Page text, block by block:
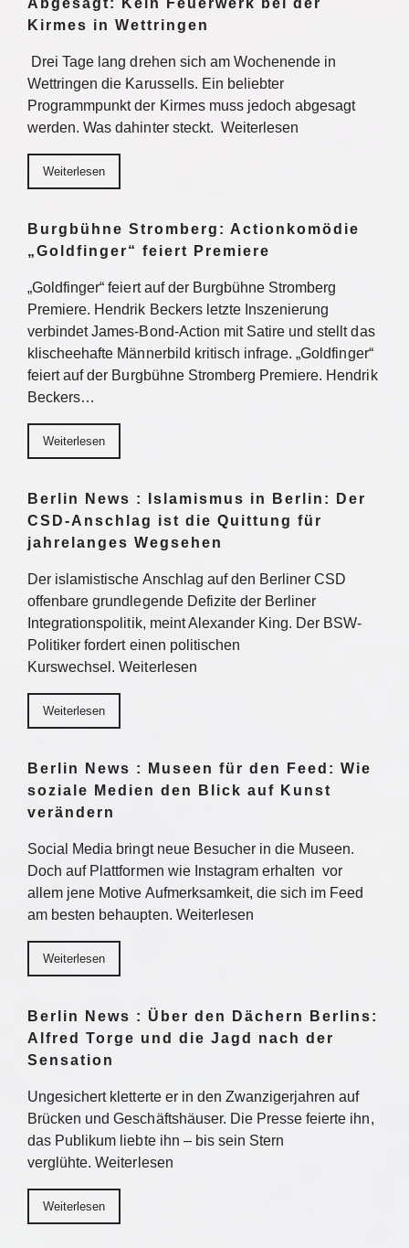
Abgesagt: Kein Feuerwerk bei der
Kirmes in Wettringen
Drei Tage lang drehen sich am Wochenende in
Wettringen die Karussells. Ein beliebter
Programmpunkt der Kirmes muss jedoch abgesagt
werden. Was dahinter steckt. Weiterlesen
Weiterlesen
Burgbühne Stromberg: Actionkomödie
„Goldfinger“ feiert Premiere
„Goldfinger“ feiert auf der Burgbühne Stromberg
Premiere. Hendrik Beckers letzte Inszenierung
verbindet James-Bond-Action mit Satire und stellt das
klischeehafte Männerbild kritisch infrage. „Goldfinger“
feiert auf der Burgbühne Stromberg Premiere. Hendrik
Beckers…
Weiterlesen
Berlin News : Islamismus in Berlin: Der
CSD-Anschlag ist die Quittung für
jahrelanges Wegsehen
Der islamistische Anschlag auf den Berliner CSD
offenbare grundlegende Defizite der Berliner
Integrationspolitik, meint Alexander King. Der BSW-
Politiker fordert einen politischen
Kurswechsel. Weiterlesen
Weiterlesen
Berlin News : Museen für den Feed: Wie
soziale Medien den Blick auf Kunst
verändern
Social Media bringt neue Besucher in die Museen.
Doch auf Plattformen wie Instagram erhalten vor
allem jene Motive Aufmerksamkeit, die sich im Feed
am besten behaupten. Weiterlesen
Weiterlesen
Berlin News : Über den Dächern Berlins:
Alfred Torge und die Jagd nach der
Sensation
Ungesichert kletterte er in den Zwanzigerjahren auf
Brücken und Geschäftshäuser. Die Presse feierte ihn,
das Publikum liebte ihn – bis sein Stern
verglühte. Weiterlesen
Weiterlesen